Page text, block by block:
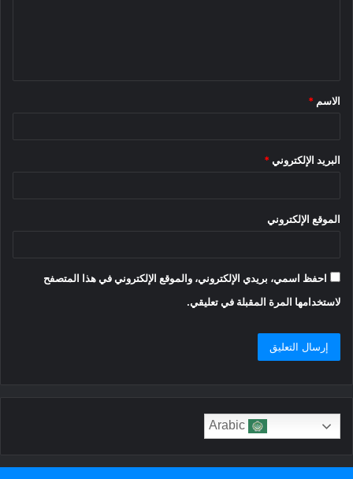
*
الاسم *
البريد الإلكتروني *
الموقع الإلكتروني
احفظ اسمي، بريدي الإلكتروني، والموقع الإلكتروني في هذا المتصفح
لاستخدامها المرة المقبلة في تعليقي.